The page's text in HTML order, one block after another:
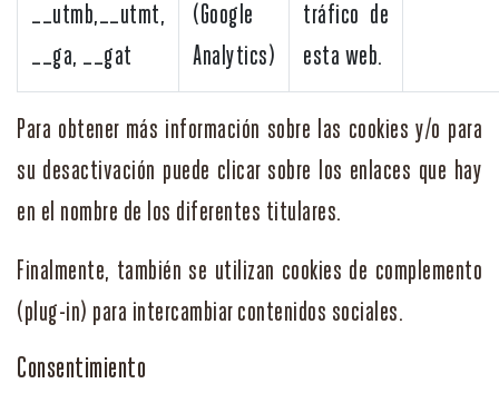
__utmb,__utmt,
__ga, __gat
(Google
Analytics)
tráfico de
esta web.
Para obtener más información sobre las cookies y/o para
su desactivación puede clicar sobre los enlaces que hay
en el nombre de los diferentes titulares.
Finalmente, también se utilizan cookies de complemento
(plug-in) para intercambiar contenidos sociales.
Consentimiento